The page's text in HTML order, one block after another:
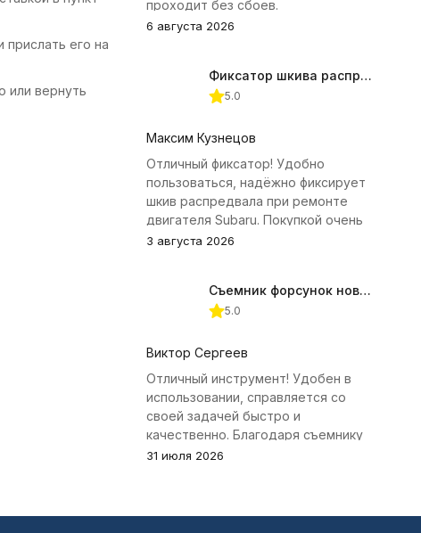
его на
или вернуть
проходит без сбоев.
6 августа 2026
Фиксатор шкива распредвала (Subaru) JTC-4409
5.0
Максим Кузнецов
Отличный фиксатор! Удобно
пользоваться, надёжно фиксирует
шкив распредвала при ремонте
двигателя Subaru. Покупкой очень
доволен.
3 августа 2026
Съемник форсунок новых дизельных двигателей Jonnesway
5.0
Виктор Сергеев
Отличный инструмент! Удобен в
использовании, справляется со
своей задачей быстро и
качественно. Благодаря съемнику
удалось избежать лишних хлопот с
31 июля 2026